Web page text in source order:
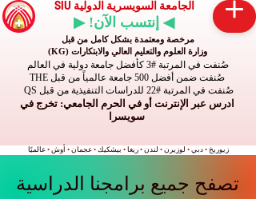
الجامعة السويسرية الدولية SIU
◀ إنتسب الآن! ▶
مرخصة ومعتمدة بشكل كامل من قبل
وزارة العلوم والتعليم العالي والابتكارات (KG)
صُنفت في المرتبة #3 كأفضل جامعة دولية في العالم
صُنفت ضمن أفضل 500 جامعة عالمياً من قبل THE
صُنفت في المرتبة #22 للدراسات التنفيذية من قبل QS
ادرس عبر الإنترنت أو في الحرم الجامعي: تخرج في
سويسرا
زيوريخ • دبي • لوزيرن • لندن • ريغا • بيشكيك • عجمان • أوش • عالميًا
تصفح جميع برامجنا الدراسية